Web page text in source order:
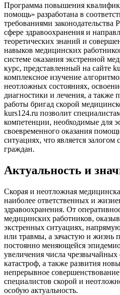
Программа повышения
помощь» разработана в
требованиями законодательства
сфере здравоохранения и
теоретических знаний и
навыков медицинских
системе оказания экстренной
курс, представленный на сайте
комплексное изучение
неотложных состояниях,
диагностики и лечения, а также
работы бригад скорой
kurs124.ru позволит
компетенции, необходимые для
своевременного оказания
ситуациях, что является
граждан.
Актуальность и
Скорая и неотложная
наиболее ответственных и
здравоохранения. От
медицинских работников,
экстренных ситуациях,
или травмы, а зачастую и жизнь
постоянно меняющейся
увеличения числа
катастроф, а также развития
непрерывное
специалистов скорой и
особую актуальность.